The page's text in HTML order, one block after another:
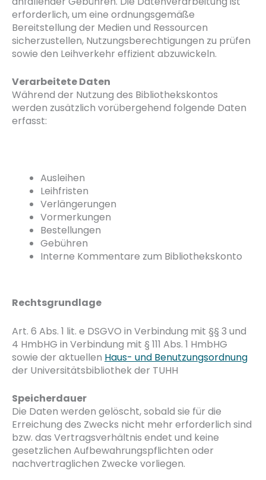
erforderlich, um eine ordnungsgemäße
Bereitstellung der Medien und Ressourcen
sicherzustellen, Nutzungsberechtigungen zu prüfen
sowie den Leihverkehr effizient abzuwickeln.
Verarbeitete Daten
Während der Nutzung des Bibliothekskontos
werden zusätzlich vorübergehend folgende Daten
erfasst:
Ausleihen
Leihfristen
Verlängerungen
Vormerkungen
Bestellungen
Gebühren
Interne Kommentare zum Bibliothekskonto
Rechtsgrundlage
Art. 6 Abs. 1 lit. e DSGVO in Verbindung mit §§ 3 und
4 HmbHG in Verbindung mit § 111 Abs. 1 HmbHG
sowie der aktuellen Haus- und Benutzungsordnung
der Universitätsbibliothek der TUHH
Speicherdauer
Die Daten werden gelöscht, sobald sie für die
Erreichung des Zwecks nicht mehr erforderlich sind
bzw. das Vertragsverhältnis endet und keine
gesetzlichen Aufbewahrungspflichten oder
nachvertraglichen Zwecke vorliegen.